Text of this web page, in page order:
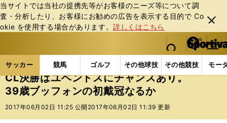
当サイトでは当社の提携先等がお客様のニーズ等について調
査・分析したり、お客様にお勧めの広告を表⽰する⽬的で Co
okie を使⽤する場合があります。詳しくはこちら
閉じ
る
web Sportiva (webスポルティーバ)
検索
マイペ
ー
ジ
メニュ
サッカー 競馬 ゴルフ その他球技 その他競技 モー
ス
ポ
ル
サッカーの記事一覧 海外サッカー 欧州サッカーニ
CL決勝はユベントスにチャンスあり。
39歳ブッフォンの初戴冠なるか
2017年06月02日 11:25 公開 2017年06月02日 11:39 更新